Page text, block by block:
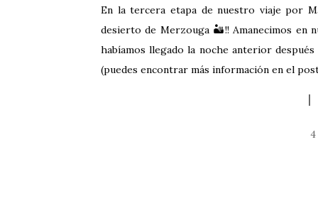
En la tercera etapa de nuestro viaje por
desierto de Merzouga 🏜️!! Amanecimos en
habíamos llegado la noche anterior
(puedes encontrar más información en el